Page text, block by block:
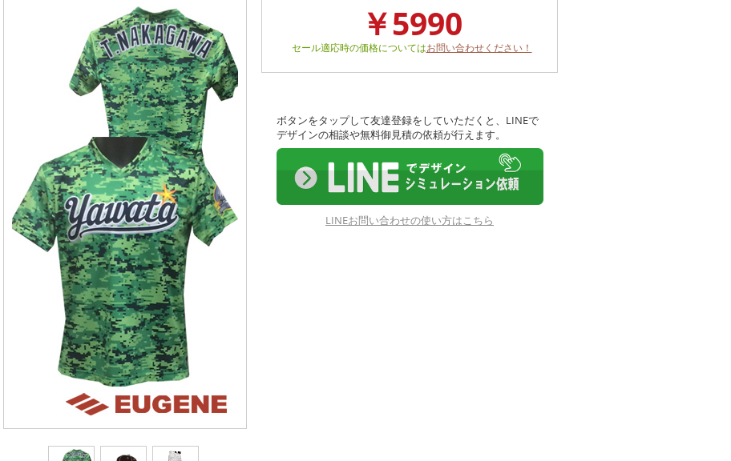
￥5990
セール適応時の価格についてはお問い合わせください！
ボタンをタップして友達登録をしていただくと、LINEで
デザインの相談や無料御見積の依頼が行えます。
LINEお問い合わせの使い方はこちら